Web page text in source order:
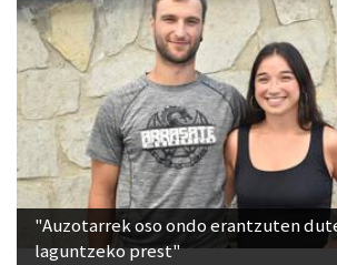
"Auzotarrek oso ondo erantzuten
laguntzeko prest"